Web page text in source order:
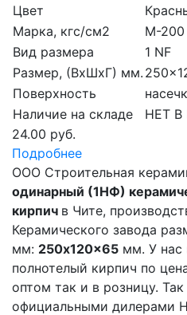
Цвет
Марка, кгс/см2
M-200
Вид размера
1 NF
Размер, (ВхШхГ) мм.
Поверхность
Наличие на складе
НЕТ
24.00 руб.
Подробнее
ООО Строительная
одинарный (1НФ)
кирпич в Чите,
Керамического завода
мм: 250x120x65 мм. У нас
полнотелый кирпич по
оптом так и в розницу.
официальными дилерами